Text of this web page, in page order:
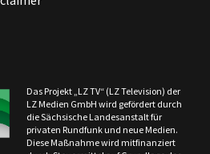
Das Projekt „LZ TV“ (LZ Television) der
LZ Medien GmbH wird gefördert durch
die Sächsische Landesanstalt für
privaten Rundfunk und neue Medien.
Diese Maßnahme wird mitfinanziert